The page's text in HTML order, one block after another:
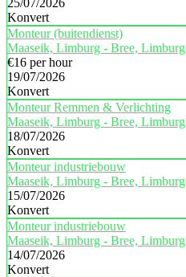
25/07/2026
Konvert
Monteur (buitendienst)
Maaseik, Limburg - Bree, Limburg
€16 per hour
19/07/2026
Konvert
Monteur Remmen & Verlichting
Maaseik, Limburg - Bree, Limburg
18/07/2026
Konvert
Monteur industriebouw
Maaseik, Limburg - Bree, Limburg
15/07/2026
Konvert
Monteur industriebouw
Maaseik, Limburg - Bree, Limburg
14/07/2026
Konvert